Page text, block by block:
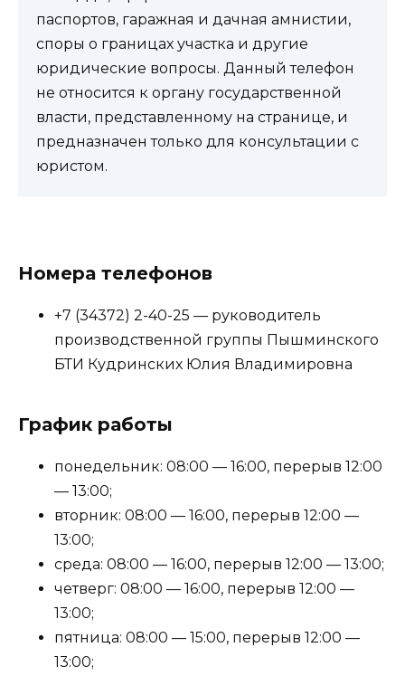
паспортов, гаражная и дачная амнистии,
споры о границах участка и другие
юридические вопросы. Данный телефон
не относится к органу государственной
власти, представленному на странице, и
предназначен только для консультации с
юристом.
Номера телефонов
+7 (34372) 2-40-25 — руководитель
производственной группы Пышминского
БТИ Кудринских Юлия Владимировна
График работы
понедельник: 08:00 — 16:00, перерыв 12:00
— 13:00;
вторник: 08:00 — 16:00, перерыв 12:00 —
13:00;
среда: 08:00 — 16:00, перерыв 12:00 — 13:00;
четверг: 08:00 — 16:00, перерыв 12:00 —
13:00;
пятница: 08:00 — 15:00, перерыв 12:00 —
13:00;